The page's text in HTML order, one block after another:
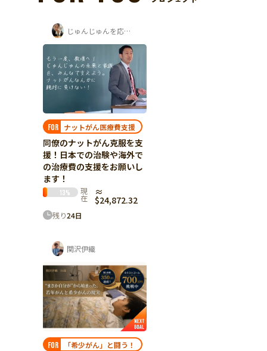
じゅんじゅんを応援する会
FOR ナットがん医療費支援
同僚のナットがん克服を支
援！日本での治験や海外で
の治療費の支援をお願いし
ます！
13% 現
在
≈
$24,872.32
残り24日
関沢伊織
FOR 「希少がん」と闘う！